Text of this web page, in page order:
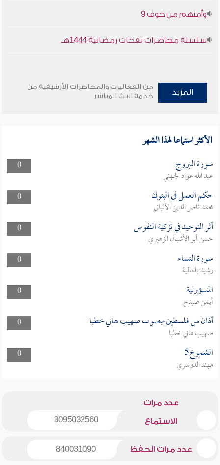
وأمنهم من خوف 9
سلسلة محاضرات نفحات رمضانية 1444هـ
المزيد
من الفعاليات والمحاضرات الأرشيفية من
خدمة البث المباشر
الأكثر استماعا لهذا الشهر
0 سورة البروج
عبد الله عواد الجهني
0
حكم العمل فى البنوك
محمد ناصر الدين الألباني
0
أثر التوحيد في تزكية النفوس
حسن أبو الأشبال الزهيري
0
سورة النساء
رشيد بلعالية
0
المسؤولية
أيمن صيدح
0
أذان من فلسطين-بصوت صهيب هاني خطبا
صهيب هاني خطبا
0
الشموخ5
مهند الدوسري
عدد مرات
الاستماع 3095032560
عدد مرات الحفظ 840031090